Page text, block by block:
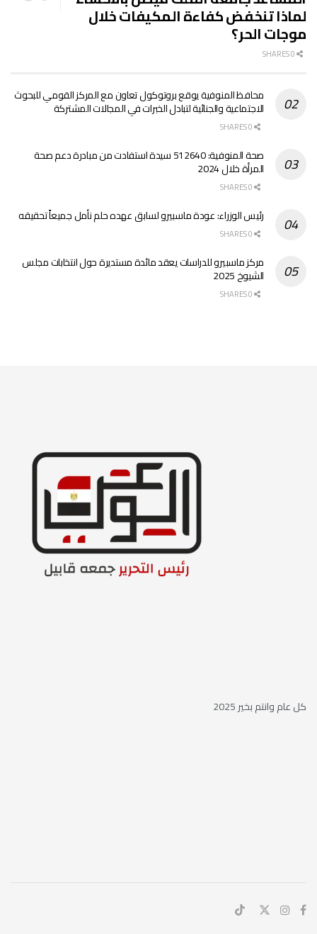
لماذا تنخفض كفاءة المكيفات خلال
موجات الحر؟
محافظ المنوفية يوقع بروتوكول تعاون مع المركز القومي للبحوث
الاجتماعية والجنائية لتبادل الخبرات في المجالات المشتركة
صحة المنوفية: 512640 سيدة استفادت من مبادرة دعم صحة
المرأة خلال 2024
رئيس الوزراء: عودة ماسبيرو لسابق عهده حلم نأمل جميعاً تحقيقه
مركز ماسبيرو للدراسات يعقد مائدة مستديرة حول انتخابات مجلس
الشيوخ 2025
كل عام وانتم بخير 2025